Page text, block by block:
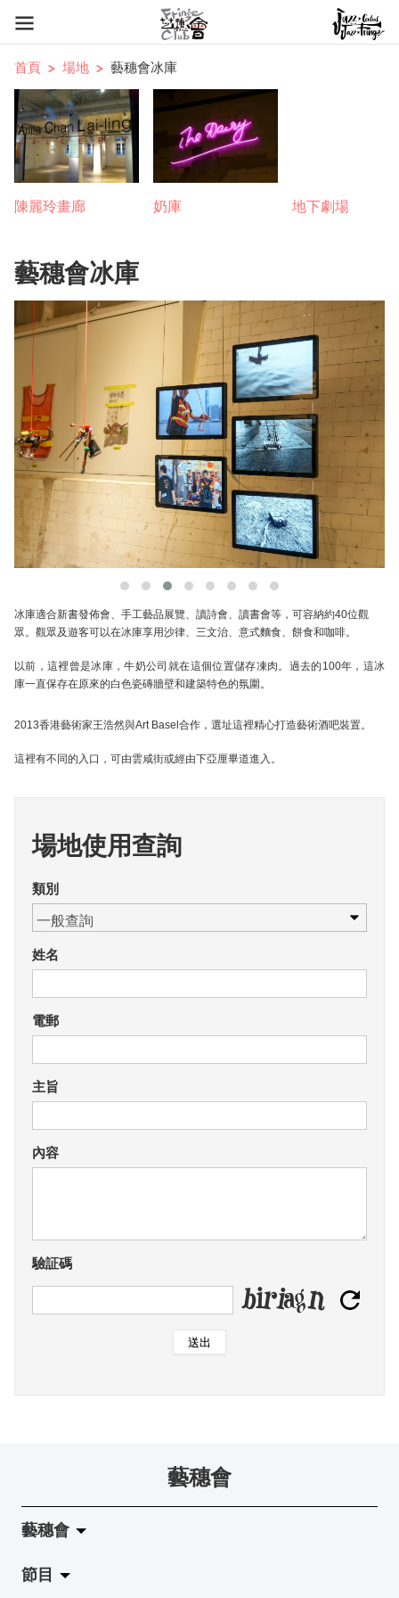
首頁 場地 藝穗會冰庫
陳麗玲畫廊 奶庫 地下劇場
藝穗會冰庫
冰庫適合新書發佈會、手工藝品展覽、讀詩會、讀書會等，可容納約40位觀
眾。觀眾及遊客可以在冰庫享用沙律、三文治、意式麵食、餅食和咖啡。
以前，這裡曾是冰庫，牛奶公司就在這個位置儲存凍肉。過去的100年，這冰
庫一直保存在原來的白色瓷磚牆壁和建築特色的氛圍。
2013香港藝術家王浩然與Art Basel合作，選址這裡精心打造藝術酒吧裝置。
這裡有不同的入口，可由雲咸街或經由下亞厘畢道進入。
場地使用查詢
類別
姓名
電郵
主旨
內容
驗証碼
送出
藝穗會
藝穗會
關於藝穗會
節目